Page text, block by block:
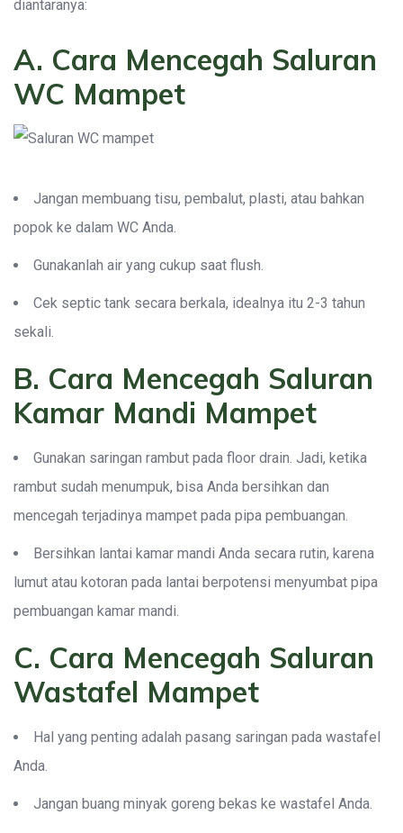
diantaranya:
A. Cara Mencegah Saluran
WC Mampet
Jangan membuang tisu, pembalut, plasti, atau bahkan
popok ke dalam WC Anda.
Gunakanlah air yang cukup saat flush.
Cek septic tank secara berkala, idealnya itu 2-3 tahun
sekali.
B. Cara Mencegah Saluran
Kamar Mandi Mampet
Gunakan saringan rambut pada floor drain. Jadi, ketika
rambut sudah menumpuk, bisa Anda bersihkan dan
mencegah terjadinya mampet pada pipa pembuangan.
Bersihkan lantai kamar mandi Anda secara rutin, karena
lumut atau kotoran pada lantai berpotensi menyumbat pipa
pembuangan kamar mandi.
C. Cara Mencegah Saluran
Wastafel Mampet
Hal yang penting adalah pasang saringan pada wastafel
Anda.
Jangan buang minyak goreng bekas ke wastafel Anda.